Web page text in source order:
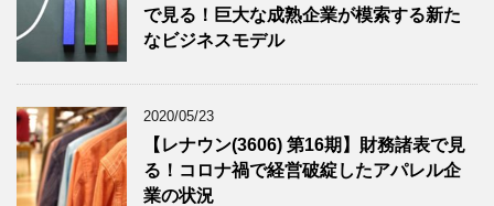
で見る！巨大な成熟企業が模索する新た
なビジネスモデル
2020/05/23
【レナウン(3606) 第16期】財務諸表で見
る！コロナ禍で経営破綻したアパレル企
業の状況